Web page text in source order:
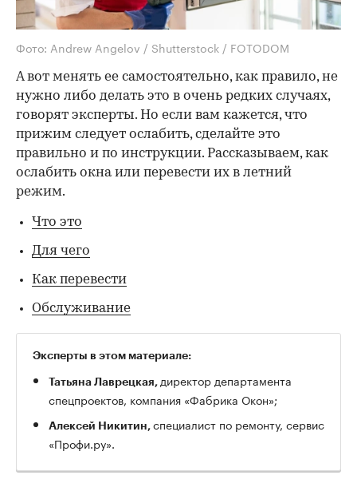
Фото: Andrew Angelov / Shutterstock / FOTODOM
А вот менять ее самостоятельно, как правило, не
нужно либо делать это в очень редких случаях,
говорят эксперты. Но если вам кажется, что
прижим следует ослабить, сделайте это
правильно и по инструкции. Рассказываем, как
ослабить окна или перевести их в летний
режим.
Что это
Для чего
Как перевести
Обслуживание
Эксперты в этом материале:
Татьяна Лаврецкая, директор департамента
спецпроектов, компания «Фабрика Окон»;
Алексей Никитин, специалист по ремонту, сервис
«Профи.ру».